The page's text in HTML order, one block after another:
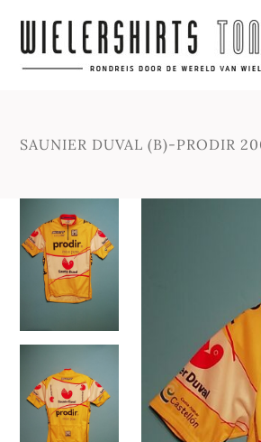
SAUNIER DUVAL (B)-PRODIR